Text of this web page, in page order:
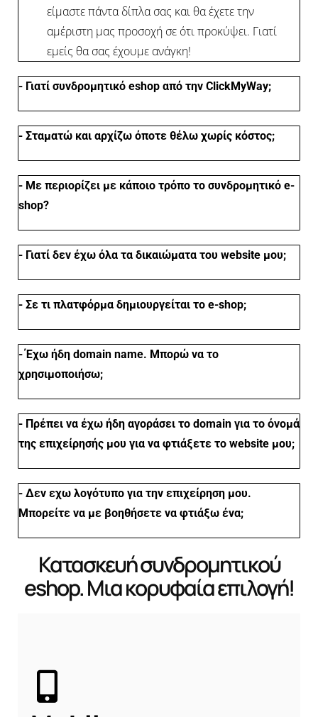
είμαστε πάντα δίπλα σας και θα έχετε την
αμέριστη μας προσοχή σε ότι προκύψει. Γιατί
εμείς θα σας έχουμε ανάγκη!
- Γιατί συνδρομητικό eshop από την ClickMyWay;
- Σταματώ και αρχίζω όποτε θέλω χωρίς κόστος;
- Με περιορίζει με κάποιο τρόπο το συνδρομητικό e-
shop?
- Γιατί δεν έχω όλα τα δικαιώματα του website μου;
- Σε τι πλατφόρμα δημιουργείται το e-shop;
- Έχω ήδη domain name. Μπορώ να το
χρησιμοποιήσω;
- Πρέπει να έχω ήδη αγοράσει το domain για το όνομά
της επιχείρησής μου για να φτιάξετε το website μου;
- Δεν εχω λογότυπο για την επιχείρηση μου.
Μπορείτε να με βοηθήσετε να φτιάξω ένα;
Κατασκευή συνδρομητικού
eshop. Μια κορυφαία επιλογή!